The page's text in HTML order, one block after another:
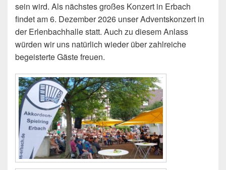
sein wird. Als nächstes großes Konzert in Erbach
findet am 6. Dezember 2026 unser Adventskonzert in
der Erlenbachhalle statt. Auch zu diesem Anlass
würden wir uns natürlich wieder über zahlreiche
begeisterte Gäste freuen.